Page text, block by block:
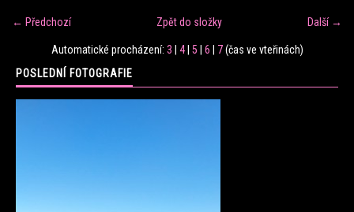
FITNESS TRÉNINK
VERONIKA FRÁNOVÁ
← Předchozí Další →
Zpět do složky
Automatické procházení: 3 4| 5 6 7(čas ve vteřinách)
POSLEDNÍ FOTOGRAFIE